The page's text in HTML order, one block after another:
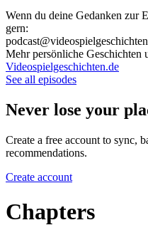
Wenn du deine Gedanken zur
gern:
Mehr persönliche Geschichten
Videospielgeschichten.de
See all episodes
Never lose your
Create a free account to sync,
recommendations.
Create account
Chapters